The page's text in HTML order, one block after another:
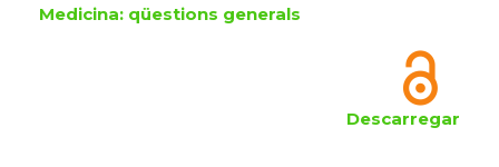
Medicina: qüestions generals
Descarregar